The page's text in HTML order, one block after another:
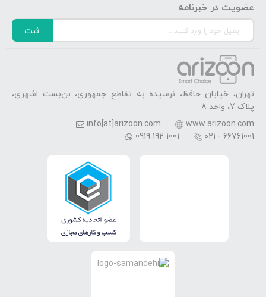
عضویت در خبرنامه
ثبت
تهران، خیابان حافظ، نرسیده به تقاطع جمهوری، بن‌بست اشهری،
پلاک 7، واحد 8
www.arizoon.com
info[at]arizoon.com
۰۲۱ - 66761001
0919 192 1001